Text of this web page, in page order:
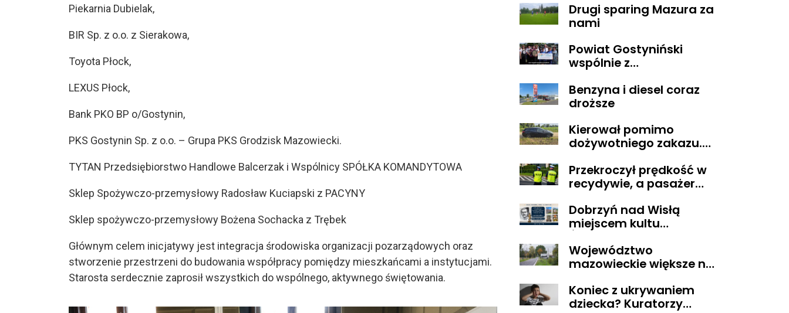
Piekarnia Dubielak,
BIR Sp. z o.o. z Sierakowa,
Toyota Płock,
LEXUS Płock,
Bank PKO BP o/Gostynin,
PKS Gostynin Sp. z o.o. – Grupa PKS Grodzisk Mazowiecki.
TYTAN Przedsiębiorstwo Handlowe Balcerzak i Wspólnicy SPÓŁKA KOMANDYTOWA
Sklep Spożywczo-przemysłowy Radosław Kuciapski z PACYNY
Sklep spożywczo-przemysłowy Bożena Sochacka z Trębek
Głównym celem inicjatywy jest integracja środowiska organizacji pozarządowych oraz
stworzenie przestrzeni do budowania współpracy pomiędzy mieszkańcami a instytucjami.
Starosta serdecznie zaprosił wszystkich do wspólnego, aktywnego świętowania.
Drugi sparing Mazura za
nami
Powiat Gostyniński
wspólnie z
POZARZĄDOWYMI
walczą o środki z
Obywatelskiego
Mazowsza dla
terenu!
Benzyna i diesel coraz
droższe
Kierował pomimo
dożywotniego zakazu.
Przekroczył prędkość w
recydywie, a pasażer
poszukiwaną
Dobrzyń nad Wisłą
miejscem kultu
Neapolu
Województwo
mazowieckie większe niż
zarządzaniu. Eksperci
proponują podział
Koniec z ukrywaniem
dziecka? Kuratorzy